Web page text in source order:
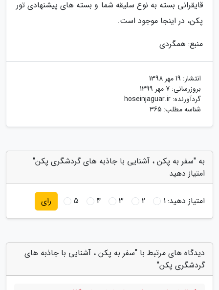
قایقرانی بسته به نوع سلیقه شما و بسته های پیشنهادی تور
پکن، در اینجا موجود است.
منبع: همگردی
انتشار: 19 مهر 1398
بروزرسانی: 7 مهر 1399
گردآورنده: hoseinjaguar.ir
شناسه مطلب: 365
به "سفر به پکن ، آشنایی با جاذبه های گردشگری پکن"
امتیاز دهید
امتیاز دهید:1
2
3
4
5 رای
دیدگاه های مرتبط با "سفر به پکن ، آشنایی با جاذبه های
گردشگری پکن"